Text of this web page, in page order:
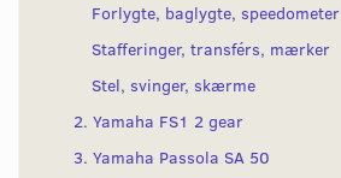
Forlygte, baglygte, speedometer
Stafferinger, transférs, mærker
Stel, svinger, skærme
2. Yamaha FS1 2 gear
3. Yamaha Passola SA 50